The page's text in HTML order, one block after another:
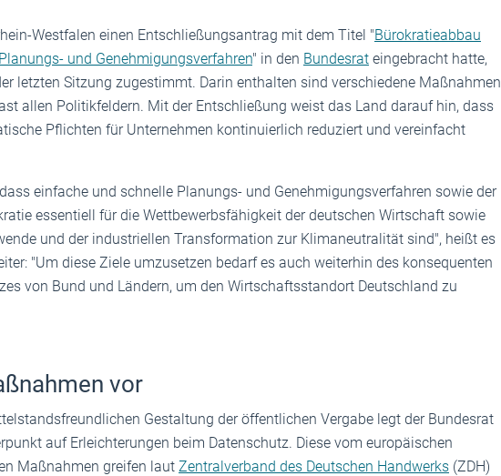
Westfalen einen Entschließungsantrag mit dem Titel "Bürokratieabbau
und Genehmigungsverfahren" in den Bundesrat eingebracht hatte,
letzten Sitzung zugestimmt. Darin enthalten sind verschiedene Maßnahmen
allen Politikfeldern. Mit der Entschließung weist das Land darauf hin, dass
Pflichten für Unternehmen kontinuierlich reduziert und vereinfacht
einfache und schnelle Planungs- und Genehmigungsverfahren sowie der
essentiell für die Wettbewerbsfähigkeit der deutschen Wirtschaft sowie
und der industriellen Transformation zur Klimaneutralität sind", heißt es
"Um diese Ziele umzusetzen bedarf es auch weiterhin des konsequenten
von Bund und Ländern, um den Wirtschaftsstandort Deutschland zu
vor
Gestaltung der öffentlichen Vergabe legt der Bundesrat
auf Erleichterungen beim Datenschutz. Diese vom europäischen
Maßnahmen greifen laut Zentralverband des Deutschen Handwerks (ZDH)